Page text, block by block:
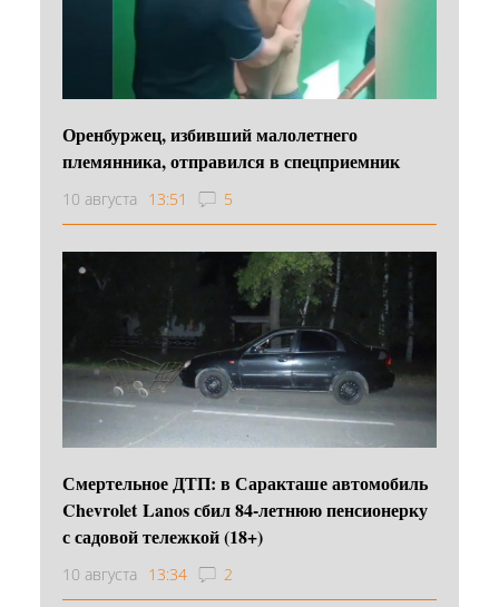
Оренбуржец, избивший малолетнего
племянника, отправился в спецприемник
10 августа 13:51 5
Смертельное ДТП: в Саракташе автомобиль
Chevrolet Lanos сбил 84-летнюю пенсионерку
с садовой тележкой (18+)
10 августа 13:34 2